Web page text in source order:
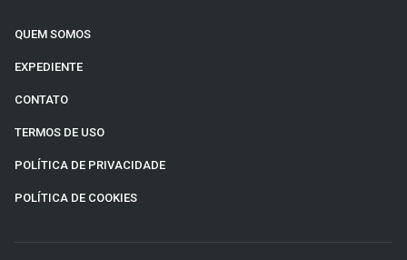
QUEM SOMOS
EXPEDIENTE
CONTATO
TERMOS DE USO
POLÍTICA DE PRIVACIDADE
POLÍTICA DE COOKIES